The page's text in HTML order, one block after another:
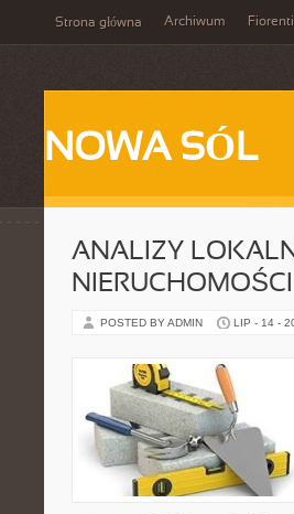
Strona główna Archiwum
NOWA SÓL
ANALIZY
NIERUCHOMOŚCI
POSTED BY ADMIN LIP - 14 -